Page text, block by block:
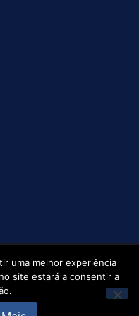
rights reserved.
uma melhor experiência
site estará a consentir a